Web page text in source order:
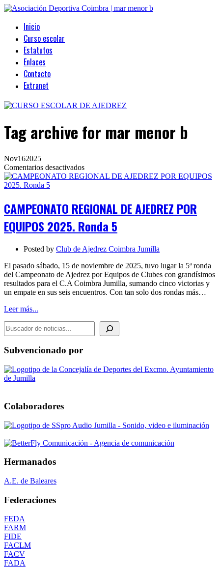
Inicio
Curso escolar
Estatutos
Enlaces
Contacto
Extranet
Tag archive for mar menor b
Nov162025
Comentarios desactivadosen
CAMPEONATO
POR
2025.
5
CAMPEONATO REGIONAL DE AJEDREZ POR
EQUIPOS 2025. Ronda 5
Posted by Club de Ajedrez Coimbra Jumilla
El pasado sábado, 15 de noviembre de 2025, tuvo lugar la 5ª ronda
del Campeonato de Ajedrez por Equipos de Clubes con grandísimos
resultados para el C.A Coimbra Jumilla, sumando cinco victorias y
un empate en sus seis encuentros. Con tan solo dos rondas más…
Leer más...
BUSCADOR DE NOTICIAS
Subvencionado por
Colaboradores
Hermanados
A.E. de Baleares
Federaciones
FEDA
FARM
FIDE
FACLM
FACV
FADA